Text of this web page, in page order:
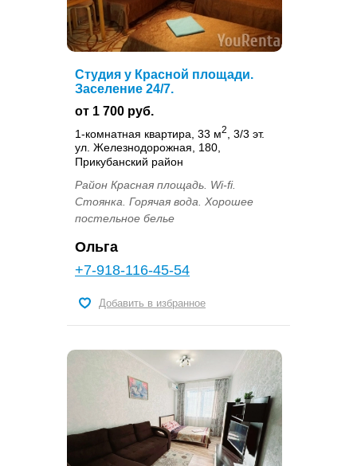
Студия у Красной площади.
Заселение 24/7.
от 1 700 руб.
1-комнатная квартира, 33 м2
, 3/3 эт.
ул. Железнодорожная, 180,
Прикубанский район
Район Красная площадь. Wi-fi.
Стоянка. Горячая вода. Хорошее
постельное белье
Ольга
+7-918-116-45-54
Добавить в избранное